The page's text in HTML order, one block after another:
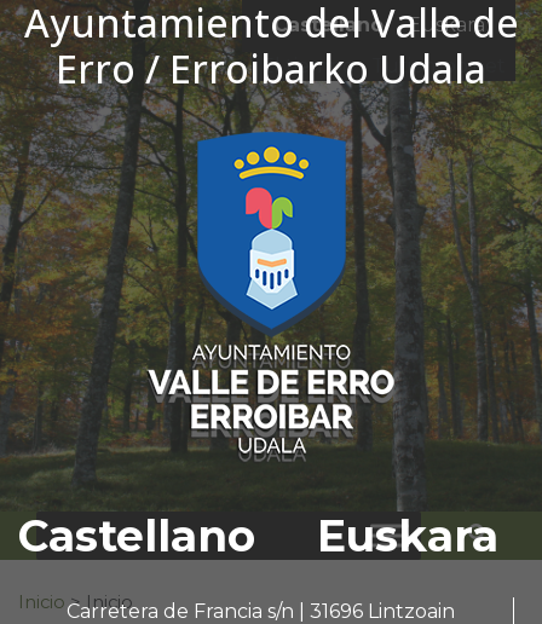
Ayuntamiento del Valle de
Erro / Erroibarko Udala
Castellano Euskara
Carretera de Francia s/n | 31696 Lintzoain
Ir al contenido
Castellano
Euskara
El tiempo - Tutiempo.net
Buscar:
Inicio > Inicio